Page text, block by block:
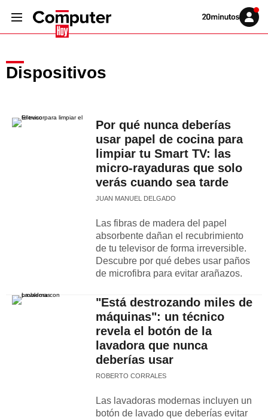
Volver
Iniciar
sesión
Dispositivos
Por qué nunca deberías
usar papel de cocina para
limpiar tu Smart TV: las
micro-rayaduras que solo
verás cuando sea tarde
JUAN MANUEL DELGADO
Las fibras de madera del papel
absorbente dañan el recubrimiento
de tu televisor de forma irreversible.
Descubre por qué debes usar paños
de microfibra para evitar arañazos.
"Está destrozando miles de
máquinas": un técnico
revela el botón de la
lavadora que nunca
deberías usar
ROBERTO CORRALES
Las lavadoras modernas incluyen un
botón de lavado que deberías evitar